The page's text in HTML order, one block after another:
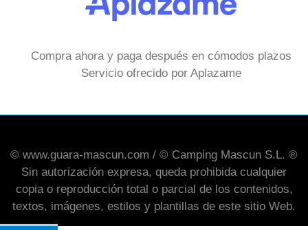
Compra ahora y paga después en cómodos plazos
Servicio ofrecido por Aplazame
© www.guara-mascun.com / © Camping Mascun S.L. ®
Sin autorización expresa, queda prohibida cualquier
copia o reproducción total o parcial de los contenidos,
textos, imágenes, estilos y plantillas de este sitio Web.